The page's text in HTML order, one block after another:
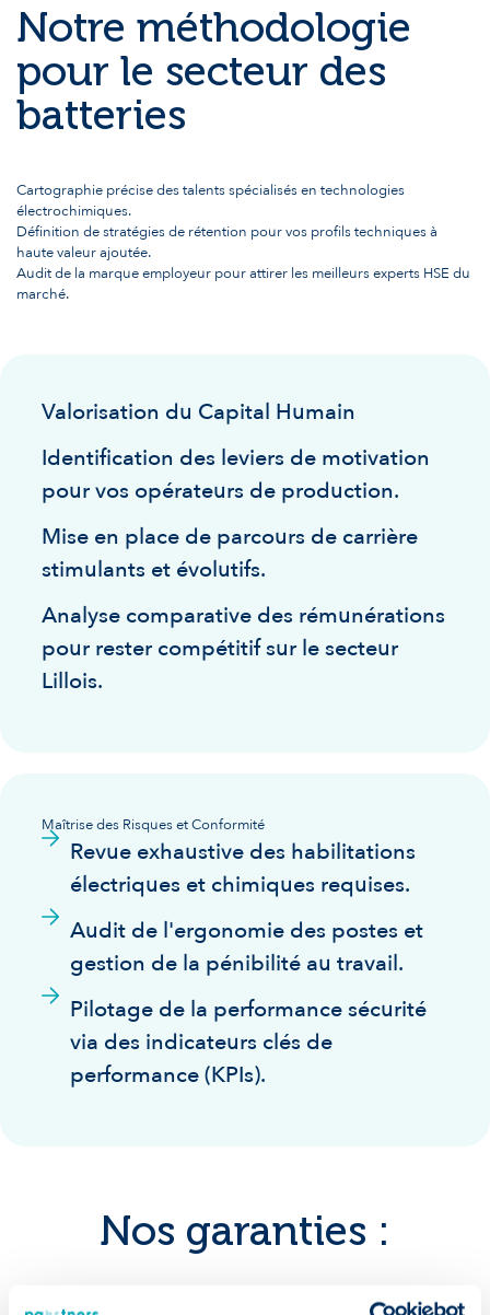
Notre méthodologie
pour le secteur des
batteries
Cartographie précise des talents spécialisés en technologies
électrochimiques.
Définition de stratégies de rétention pour vos profils techniques à
haute valeur ajoutée.
Audit de la marque employeur pour attirer les meilleurs experts HSE du
marché.
Valorisation du Capital Humain
Identification des leviers de motivation
pour vos opérateurs de production.
Mise en place de parcours de carrière
stimulants et évolutifs.
Analyse comparative des rémunérations
pour rester compétitif sur le secteur
Lillois.
Maîtrise des Risques et Conformité
Revue exhaustive des habilitations
électriques et chimiques requises.
Audit de l'ergonomie des postes et
gestion de la pénibilité au travail.
Pilotage de la performance sécurité
via des indicateurs clés de
performance (KPIs).
Nos garanties :